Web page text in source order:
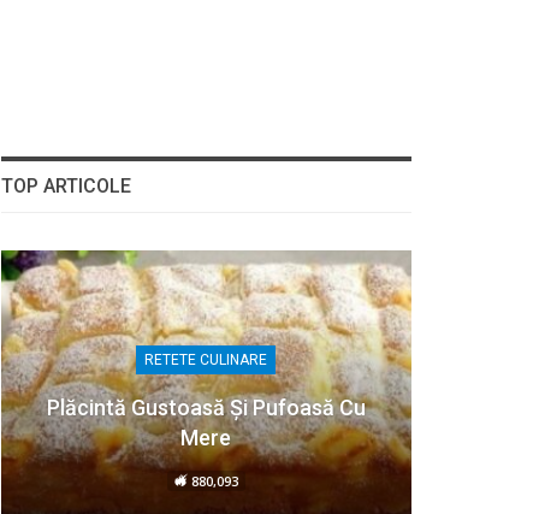
TOP ARTICOLE
RETETE CULINARE
Plăcintă Gustoasă Și Pufoasă Cu
Mere
880,093